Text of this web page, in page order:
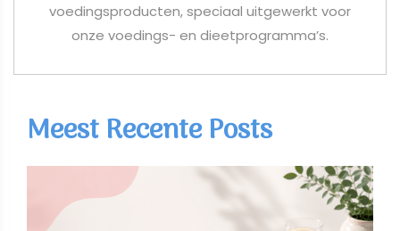
voedingsproducten, speciaal uitgewerkt voor
onze voedings- en dieetprogramma’s.
Meest Recente Posts